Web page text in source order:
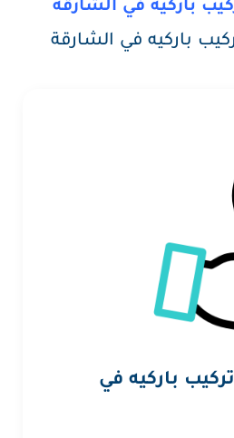
باركيه في الشارقة
باركيه في